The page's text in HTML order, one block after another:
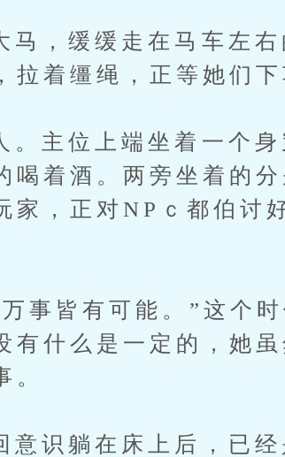
缓缓走在马车左右
拉着缰绳，正等她们下
位上端坐着一个身
喝着酒。两旁坐着的
家，正对NPｃ都伯讨
有可能。”这个时
有什么是一定的，她
。
躺在床上后，已经